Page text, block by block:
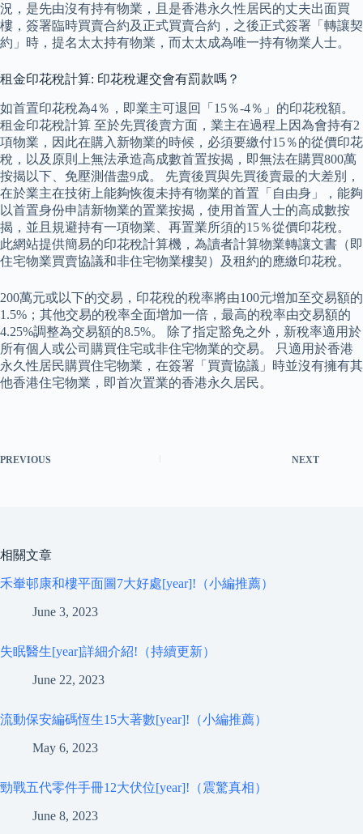
況，是先由沒有持有物業，且是香港永久性居民的丈夫出面買
樓，簽署臨時買賣合約及正式買賣合約，之後正式簽署「轉讓契
約」時，提名太太持有物業，而太太成為唯一持有物業人士。
租金印花稅計算: 印花稅遲交會有罰款嗎？
如首置印花稅為4％，即業主可退回「15％-4％」的印花稅額。
租金印花稅計算 至於先買後賣方面，業主在過程上因為會持有2
項物業，因此在購入新物業的時候，必須要繳付15％的從價印花
稅，以及原則上無法承造高成數首置按揭，即無法在購買800萬
按揭以下、免壓測借盡9成。 先賣後買與先買後賣最的大差別，
在於業主在技術上能夠恢復未持有物業的首置「自由身」，能夠
以首置身份申請新物業的置業按揭，使用首置人士的高成數按
揭，並且規避持有一項物業、再置業所須的15％從價印花稅。
此網站提供簡易的印花稅計算機，為讀者計算物業轉讓文書（即
住宅物業買賣協議和非住宅物業樓契）及租約的應繳印花稅。
200萬元或以下的交易，印花稅的稅率將由100元增加至交易額的
1.5%；其他交易的稅率全面增加一倍，最高的稅率由交易額的
4.25%調整為交易額的8.5%。 除了指定豁免之外，新稅率適用於
所有個人或公司購買住宅或非住宅物業的交易。 只適用於香港
永久性居民購買住宅物業，在簽署「買賣協議」時並沒有擁有其
他香港住宅物業，即首次置業的香港永久居民。
PREVIOUS NEXT
相關文章
禾輋邨康和樓平面圖7大好處[year]!（小編推薦）
June 3, 2023
失眠醫生[year]詳細介紹!（持續更新）
June 22, 2023
流動保安編碼恆生15大著數[year]!（小編推薦）
May 6, 2023
勁戰五代零件手冊12大伏位[year]!（震驚真相）
June 8, 2023